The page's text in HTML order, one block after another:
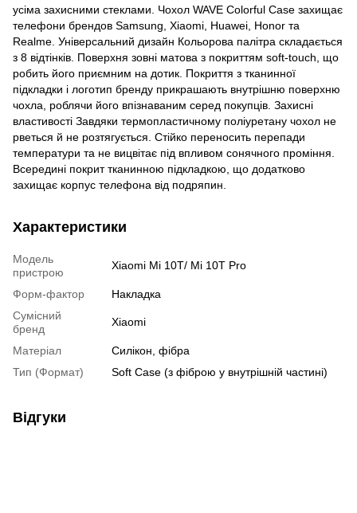
усіма захисними стеклами. Чохол WAVE Colorful Case захищає
телефони брендов Samsung, Xiaomi, Huawei, Honor та
Realme. Універсальний дизайн Кольорова палітра складається
з 8 відтінків. Поверхня зовні матова з покриттям soft-touch, що
робить його приємним на дотик. Покриття з тканинної
підкладки і логотип бренду прикрашають внутрішню поверхню
чохла, роблячи його впізнаваним серед покупців. Захисні
властивості Завдяки термопластичному поліуретану чохол не
рветься й не розтягується. Стійко переносить перепади
температури та не вицвітає під впливом сонячного проміння.
Всередині покрит тканинною підкладкою, що додатково
захищає корпус телефона від подряпин.
Характеристики
Модель
пристрою
Xiaomi Mi 10T/ Mi 10T Pro
Форм-фактор
Накладка
Сумісний
бренд
Xiaomi
Матеріал
Силікон, фібра
Тип (Формат)
Soft Case (з фіброю у внутрішній частині)
Відгуки